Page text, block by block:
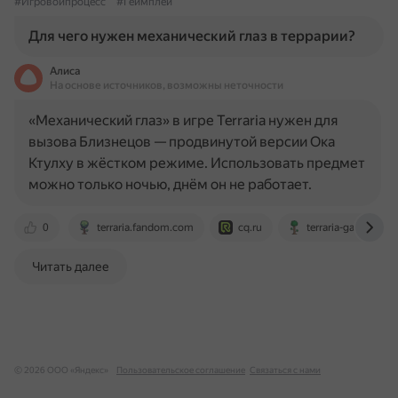
Для чего нужен механический глаз в террарии?
Алиса
На основе источников, возможны неточности
0 terraria.fandom.com cq.ru terraria-
«Механический глаз» в игре Terraria нужен для
вызова Близнецов — продвинутой версии Ока
Ктулху в жёстком режиме. Использовать предмет
можно только ночью, днём он не работает.
Читать далее
© 2026 ООО «Яндекс» Пользовательское соглашение Связаться с нами